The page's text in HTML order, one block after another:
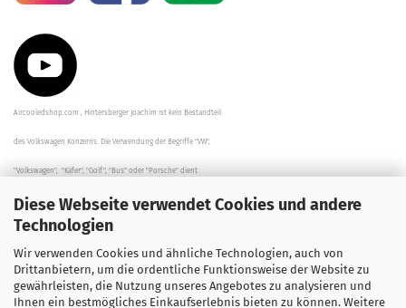
Diese Webseite verwendet Cookies und andere
Technologien
Wir verwenden Cookies und ähnliche Technologien, auch von
Drittanbietern, um die ordentliche Funktionsweise der Website zu
gewährleisten, die Nutzung unseres Angebotes zu analysieren und
Ihnen ein bestmögliches Einkaufserlebnis bieten zu können. Weitere
Aircooledshop.com , Hintersberger Joachim ist kein Bestandteil
des Volkswagen Konzerns. Die Verwendung der Begriffe "VW",
"Volkswagen", "Käfer", "Golf", "Bus" oder "Porsche" dient
der Beschreibung der Teile und stellt in keinem Fall eine direkte
Verbindung zu dem Unternehmen "Volkswagen" her/da.
Die Beschreibungen, Zeichnungen und Angaben zur
Verwendung sind sorgfältig überprüft worden.